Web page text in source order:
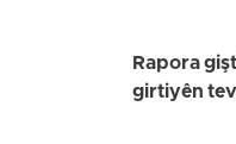
Rapora
girtiyên